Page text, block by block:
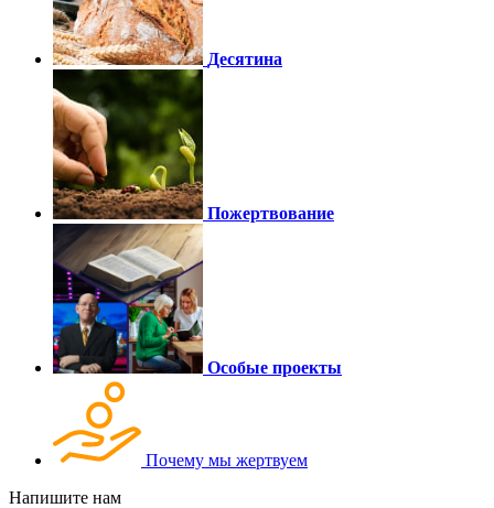
Десятина
Пожертвование
Особые проекты
Почему мы жертвуем
Напишите нам